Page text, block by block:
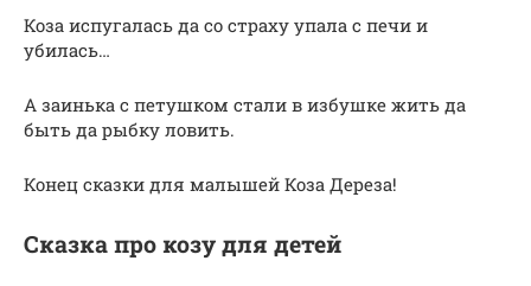
Коза испугалась да со страху упала с печи и
убилась…
А заинька с петушком стали в избушке жить да
быть да рыбку ловить.
Конец сказки для малышей Коза Дереза!
Сказка про козу для детей